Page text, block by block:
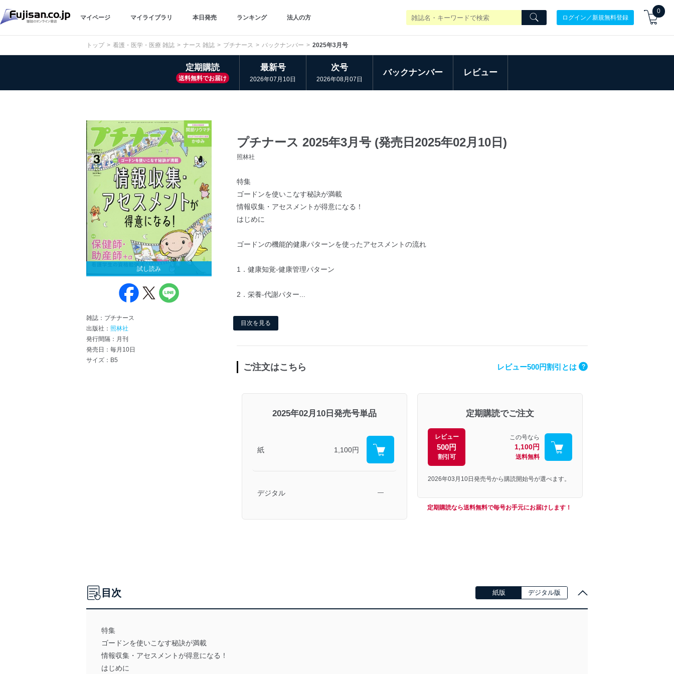
マイページ マイライブラリ 本日発売 ランキング 法人の方 ログイン／新規無料登録
0
トップ 看護・医学・医療 雑誌 ナース 雑誌 プチナース バックナンバー 2025年3月号
定期購読
送料無料でお届け
最新号
2026年07月10日
次号
2026年08月07日
バックナンバー レビュー
試し読み
雑誌：プチナース
出版社： 照林社
発行間隔：月刊
発売日：毎月10日
サイズ：B5
プチナース 2025年3月号 (発売日2025年02月10日)
照林社
特集
ゴードンを使いこなす秘訣が満載
情報収集・アセスメントが得意になる！
はじめに
ゴードンの機能的健康パターンを使ったアセスメントの流れ
1．健康知覚-健康管理パターン
2．栄養-代謝パター...
目次を見る
ご注文はこちら レビュー500円割引とは ?
2025年02月10日発売号単品
紙 1,100円
デジタル ―
定期購読でご注文
レビュー
500円
割引可
この号なら
1,100円
送料無料
2026年03月10日発売号から購読開始号が選べます。
定期購読なら送料無料で毎号お手元にお届けします！
目次 紙版 デジタル版
特集
ゴードンを使いこなす秘訣が満載
情報収集・アセスメントが得意になる！
はじめに